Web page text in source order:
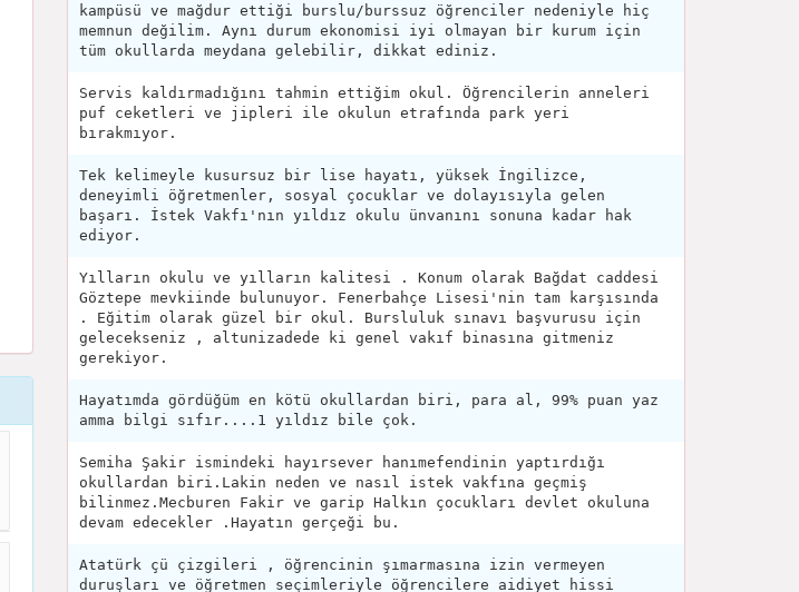
kampüsü ve mağdur ettiği burslu/burssuz öğrenciler nedeniyle hiç
memnun değilim. Aynı durum ekonomisi iyi olmayan bir kurum için
tüm okullarda meydana gelebilir, dikkat ediniz.
Servis kaldırmadığını tahmin ettiğim okul. Öğrencilerin anneleri
puf ceketleri ve jipleri ile okulun etrafında park yeri
bırakmıyor.
Tek kelimeyle kusursuz bir lise hayatı, yüksek İngilizce,
deneyimli öğretmenler, sosyal çocuklar ve dolayısıyla gelen
başarı. İstek Vakfı'nın yıldız okulu ünvanını sonuna kadar hak
ediyor.
Yılların okulu ve yılların kalitesi . Konum olarak Bağdat caddesi
Göztepe mevkiinde bulunuyor. Fenerbahçe Lisesi'nin tam karşısında
. Eğitim olarak güzel bir okul. Bursluluk sınavı başvurusu için
gelecekseniz , altunizadede ki genel vakıf binasına gitmeniz
gerekiyor.
Hayatımda gördüğüm en kötü okullardan biri, para al, 99% puan yaz
amma bilgi sıfır....1 yıldız bile çok.
Semiha Şakir ismindeki hayırsever hanımefendinin yaptırdığı
okullardan biri.Lakin neden ve nasıl istek vakfına geçmiş
bilinmez.Mecburen Fakir ve garip Halkın çocukları devlet okuluna
devam edecekler .Hayatın gerçeği bu.
Atatürk çü çizgileri , öğrencinin şımarmasına izin vermeyen
duruşları ve öğretmen seçimleriyle öğrencilere aidiyet hissi